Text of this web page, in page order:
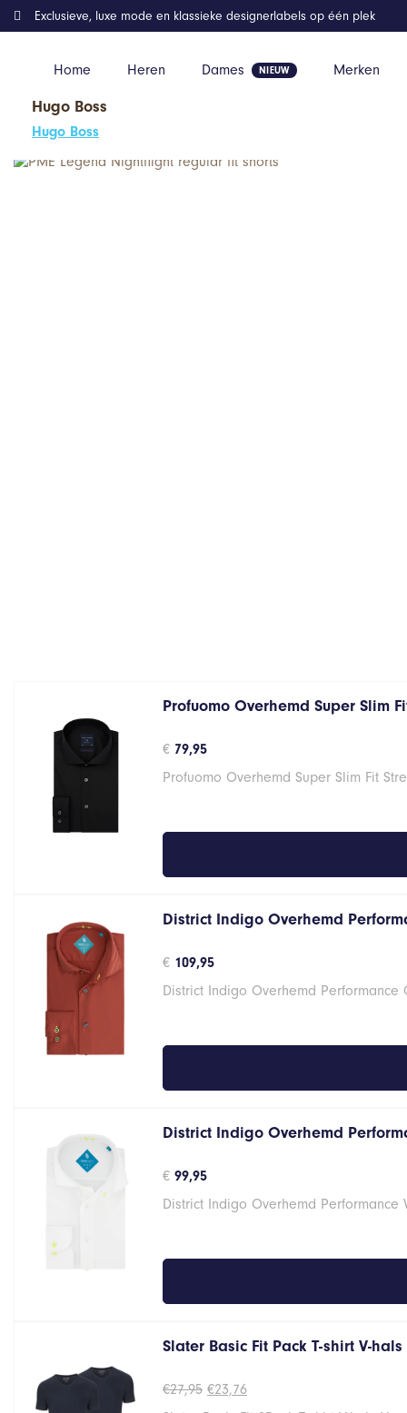
Home Heren Dames Merken
Exclusieve, luxe mode en klassieke designerlabels op één plek
Hugo Boss
Hugo Boss
Home Kleding
Profuomo Overhemd Super Slim
€ 79,95
Profuomo Overhemd Super Slim Fit
District Indigo Overhemd
€ 109,95
District Indigo Overhemd Performance
District Indigo Overhemd
€ 99,95
District Indigo Overhemd Performance
Slater Basic Fit Pack T-shirt V-
€27,95 Oorspronkelijke
€23,76Huidige